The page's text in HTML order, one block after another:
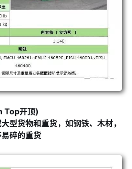
Top开顶)
型货物和重货，如钢铁、木材，
碎的重货